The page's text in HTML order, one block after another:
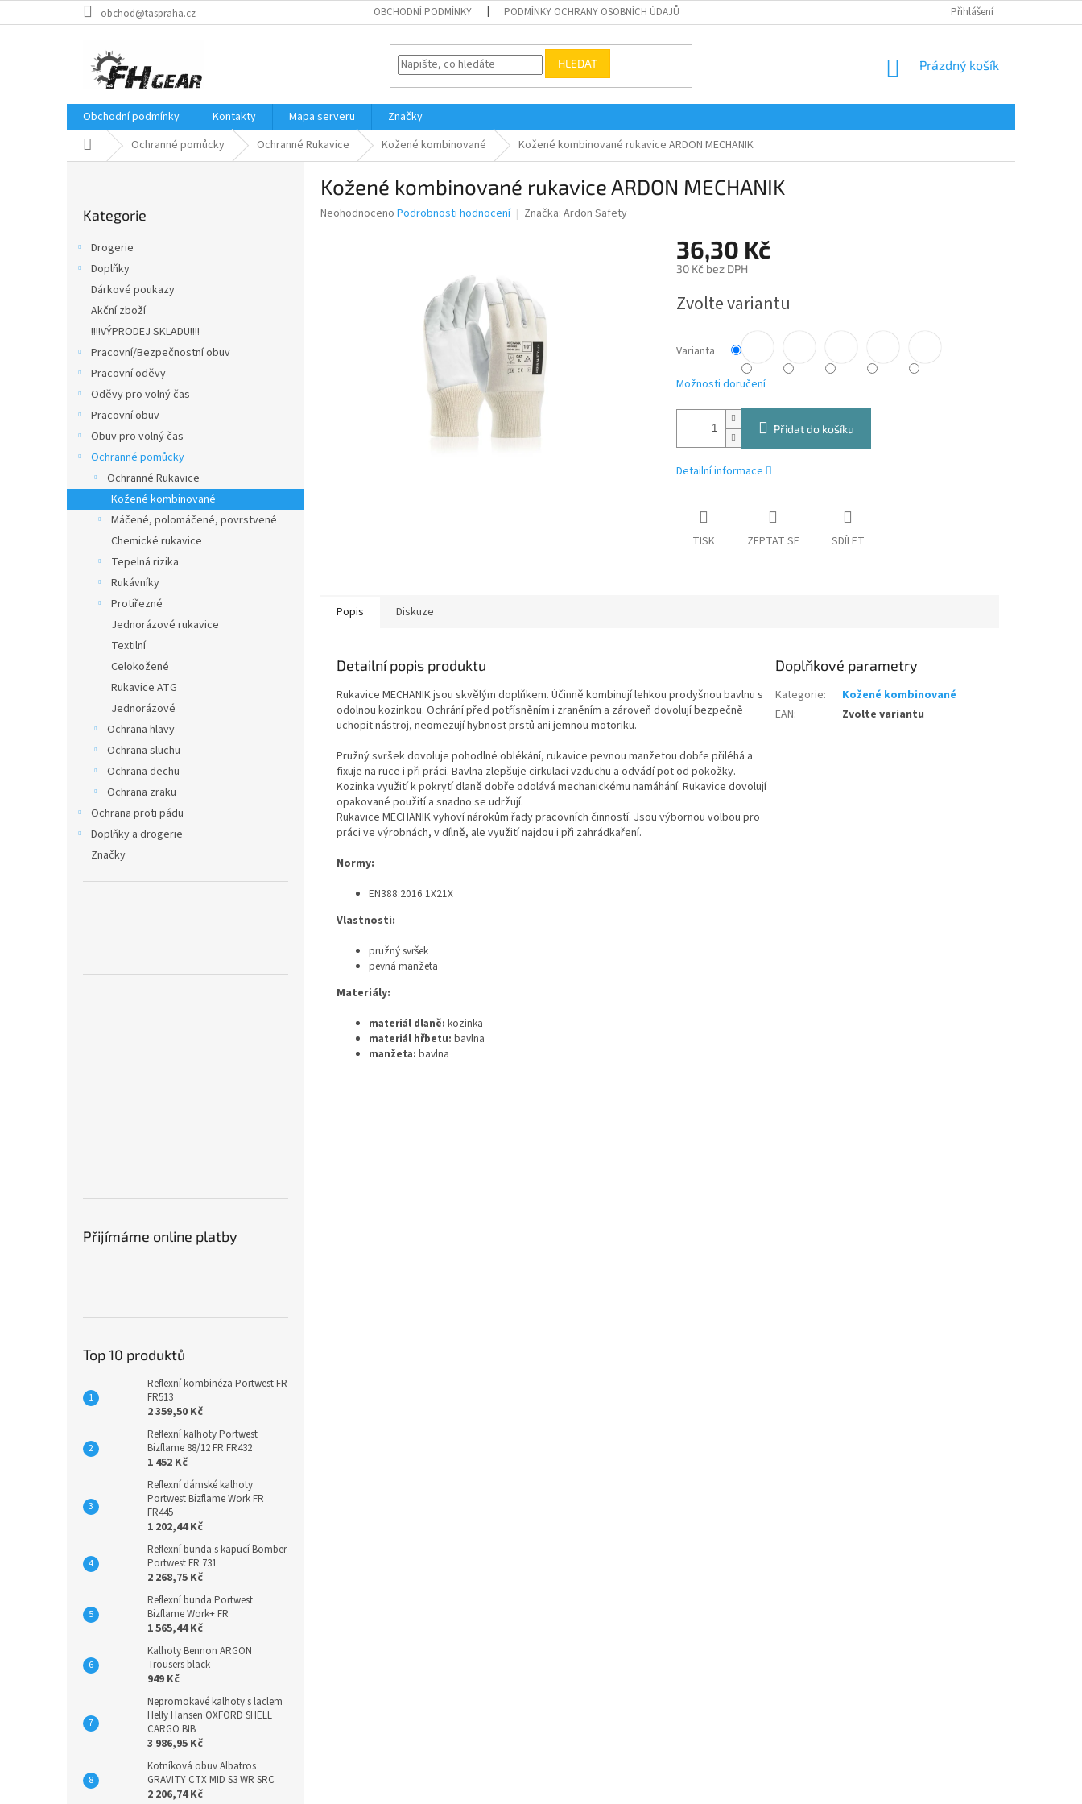
na
obchod@taspraha.cz OBCHODNÍ PODMÍNKY PODMÍNKY OCHRANY OSOBNÍCH ÚDAJŮ Přihlášení
HLEDAT
NÁKUPNÍ
Prázdný košík
Obchodní podmínky Kontakty Mapa serveru
Značky
Domů Ochranné pomůcky Ochranné Rukavice Kožené kombinované Kožené kombinované rukavice ARDON MECHANIK
kategorie
Kategorie
Drogerie
Doplňky
Dárkové poukazy
Akční zboží
!!!!VÝPRODEJ SKLADU!!!!
Pracovní/Bezpečnostní obuv
Pracovní oděvy
Oděvy pro volný čas
Pracovní obuv
Obuv pro volný čas
Ochranné pomůcky
Ochranné Rukavice
Kožené kombinované
Máčené, polomáčené, povrstvené
Chemické rukavice
Tepelná rizika
Rukávníky
Protiřezné
Jednorázové rukavice
Textilní
Celokožené
Rukavice ATG
Jednorázové
Ochrana hlavy
Ochrana sluchu
Ochrana dechu
Ochrana zraku
Ochrana proti pádu
Doplňky a drogerie
Značky
Přijímáme online platby
Top 10 produktů
Reflexní kombinéza Portwest FR
FR513
2 359,50 Kč
Reflexní kalhoty Portwest
Bizflame 88/12 FR FR432
1 452 Kč
Reflexní dámské kalhoty
Portwest Bizflame Work FR
FR445
1 202,44 Kč
Reflexní bunda s kapucí Bomber
Portwest FR 731
2 268,75 Kč
Reflexní bunda Portwest
Bizflame Work+ FR
1 565,44 Kč
Kalhoty Bennon ARGON
Trousers black
949 Kč
Nepromokavé kalhoty s laclem
Helly Hansen OXFORD SHELL
CARGO BIB
3 986,95 Kč
Kotníková obuv Albatros
GRAVITY CTX MID S3 WR SRC
2 206,74 Kč
Kožené kombinované rukavice ARDON MECHANIK
Průměrné
Neohodnoceno Podrobnosti hodnocení Značka: Ardon Safety
36,30 Kč
30 Kč bez DPH
cena:
Zvolte variantu
Varianta
Možnosti doručení
Přidat do košíku
Detailní informace
TISK ZEPTAT SE SDÍLET
Popis Diskuze
Detailní popis produktu
Rukavice MECHANIK jsou skvělým doplňkem. Účinně kombinují lehkou prodyšnou bavlnu s
odolnou kozinkou. Ochrání před potřísněním i zraněním a zároveň dovolují bezpečně
uchopit nástroj, neomezují hybnost prstů ani jemnou motoriku.
Pružný svršek dovoluje pohodlné oblékání, rukavice pevnou manžetou dobře přiléhá a
fixuje na ruce i při práci. Bavlna zlepšuje cirkulaci vzduchu a odvádí pot od pokožky.
Kozinka využití k pokrytí dlaně dobře odolává mechanickému namáhání. Rukavice dovolují
opakované použití a snadno se udržují.
Rukavice MECHANIK vyhoví nárokům řady pracovních činností. Jsou výbornou volbou pro
práci ve výrobnách, v dílně, ale využití najdou i při zahrádkaření.
Normy:
EN388:2016 1X21X
Vlastnosti:
pružný svršek
pevná manžeta
Materiály:
materiál dlaně: kozinka
materiál hřbetu: bavlna
manžeta: bavlna
Doplňkové parametry
Kategorie:
Kožené kombinované
EAN: Zvolte variantu